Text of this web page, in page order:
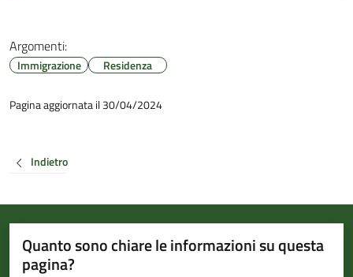
Argomenti:
Immigrazione Residenza
Pagina aggiornata il 30/04/2024
Indietro
Quanto sono chiare le informazioni su questa
pagina?